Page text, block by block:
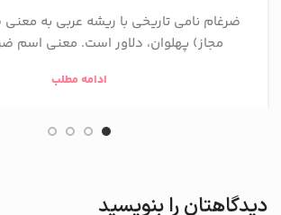
ضرغام نامی تاریخی با ریشه عربی به معنی
مجاز) پهلوان، دلاور است. معنی اسم
ادامه مطلب
دیدگاهتان را بنویسید